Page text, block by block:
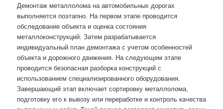
Демонтаж металлолома на автомобильных дорогах
выполняется поэтапно. На первом этапе проводится
обследование объекта и оценка состояния
металлоконструкций. Затем разрабатывается
индивидуальный план демонтажа с учетом особенностей
объекта и дорожного движения. На следующем этапе
проводится безопасная разборка конструкций с
использованием специализированного оборудования.
Завершающий этап включает сортировку металлолома,
подготовку его к вывозу или переработке и контроль качества